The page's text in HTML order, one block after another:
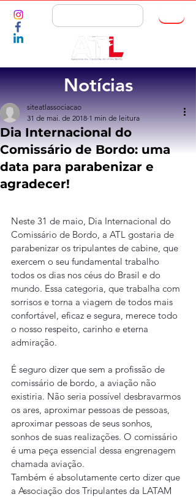
Notícias
Dia Internacional do
Comissário de Bordo: uma
data para parabenizar e
agradecer!
siteatlassociacao
31 de mai. de 2018 1 min de leitura
Neste 31 de maio, Dia Internacional do
Comissário de Bordo, a ATL gostaria de
parabenizar os tripulantes de cabine, que
exercem o seu fundamental trabalho
todos os dias nos céus do Brasil e do
mundo. Essa categoria, que trabalha com
sorrisos e torna a viagem de todos mais
confortável, eficaz e segura, merece todo
o nosso respeito, carinho e eterna
admiração.
É seguro dizer que sem a profissão de
comissário de bordo, a aviação não
existiria. Não seria possível desbravarmos
os ares, aproximar pessoas de pessoas,
aproximar pessoas de seus sonhos,
sonhos de suas realizações. O comissário
é uma peça essencial dessa engrenagem
chamada aviação.
Também é absolutamente certo dizer que
a Associação dos Tripulantes da LATAM